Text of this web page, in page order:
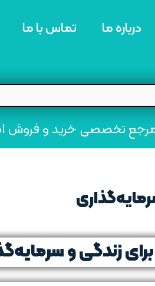
درباره ما تماس با ما
زندگی و